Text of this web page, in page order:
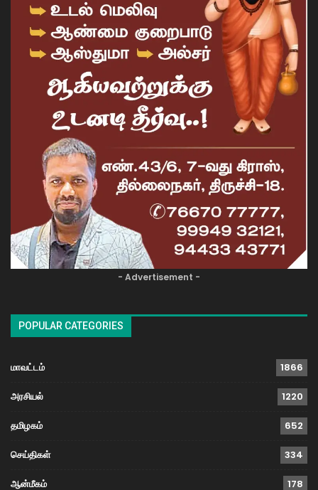
- Advertisement -
POPULAR CATEGORIES
மாவட்டம் 1866
அரசியல் 1220
தமிழகம் 652
செய்திகள் 334
ஆன்மீகம் 178